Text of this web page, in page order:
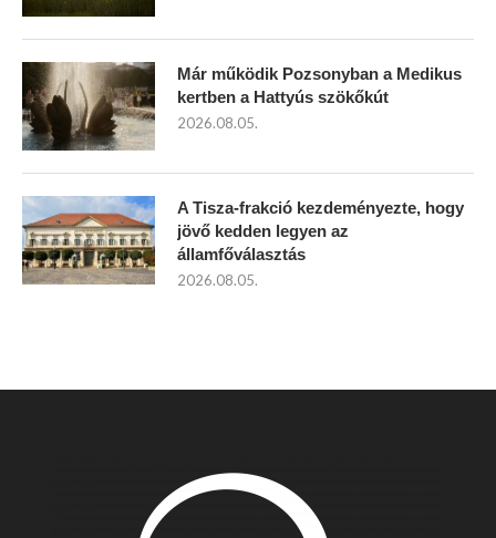
Már működik Pozsonyban a Medikus
kertben a Hattyús szökőkút
2026.08.05.
A Tisza-frakció kezdeményezte, hogy
jövő kedden legyen az
államfőválasztás
2026.08.05.